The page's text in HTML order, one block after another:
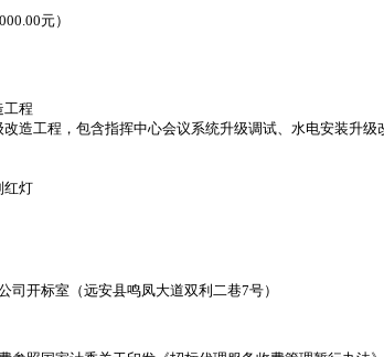
元）
工程
造工程，包含指挥中心会议系统升级调试、水电安装升级
灯
开标室（远安县鸣凤大道双利二巷7号）